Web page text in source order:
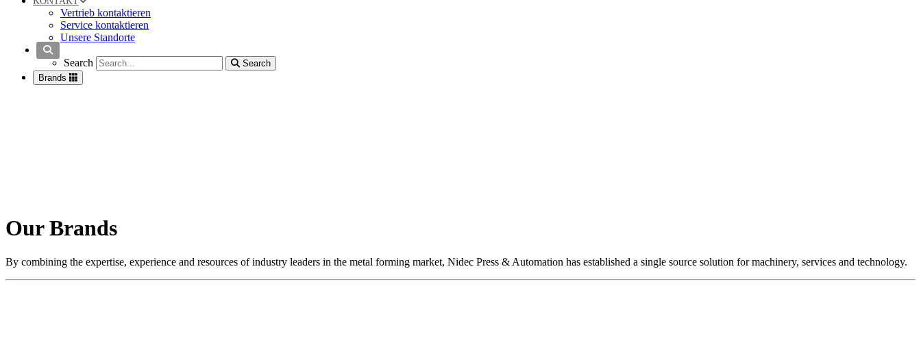
Vertrieb kontaktieren
Service kontaktieren
Unsere Standorte
Search Search
Search
Brands
Our Brands
By combining the expertise, experience and resources of industry leaders in the metal forming market, Nidec Press & Automation has established a single source solution for machinery, services and technology.